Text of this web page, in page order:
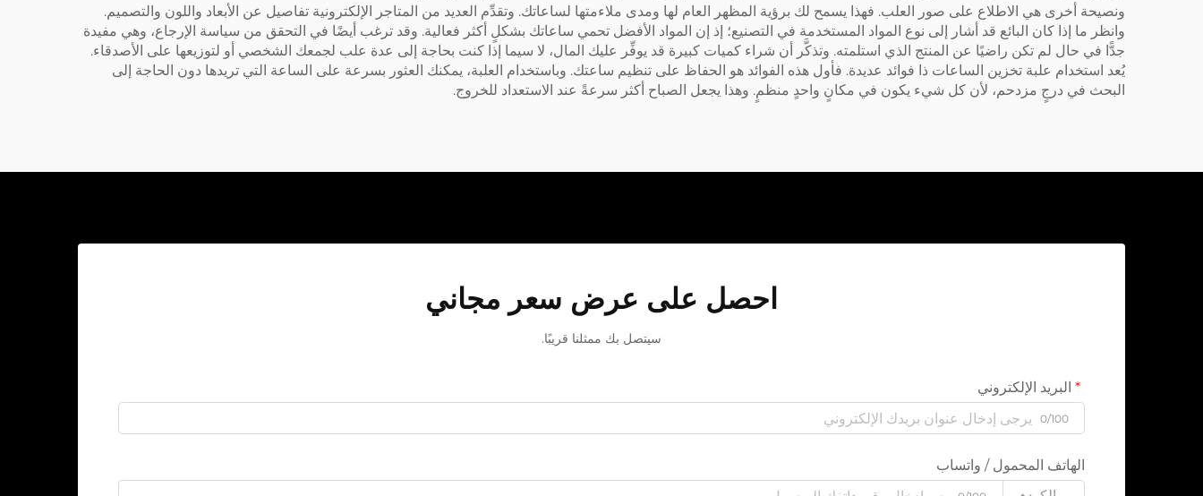
ونصيحة أخرى هي الاطلاع على صور العلب. فهذا يسمح لك برؤية المظهر العام لها ومدى ملاءمتها لساعاتك. وتقدِّم العديد من المتاجر الإلكترونية تفاصيل عن الأبعاد واللون والتصميم.
وانظر ما إذا كان البائع قد أشار إلى نوع المواد المستخدمة في التصنيع؛ إذ إن المواد الأفضل تحمي ساعاتك بشكلٍ أكثر فعالية. وقد ترغب أيضًا في التحقق من سياسة الإرجاع، وهي مفيدة
جدًّا في حال لم تكن راضيًا عن المنتج الذي استلمته. وتذكَّر أن شراء كميات كبيرة قد يوفِّر عليك المال، لا سيما إذا كنت بحاجة إلى عدة علب لجمعك الشخصي أو لتوزيعها على الأصدقاء.
يُعد استخدام علبة تخزين الساعات ذا فوائد عديدة. فأول هذه الفوائد هو الحفاظ على تنظيم ساعتك. وباستخدام العلبة، يمكنك العثور بسرعة على الساعة التي تريدها دون الحاجة إلى
البحث في درجٍ مزدحم، لأن كل شيء يكون في مكانٍ واحدٍ منظمٍ. وهذا يجعل الصباح أكثر سرعةً عند الاستعداد للخروج.
احصل على عرض سعر مجاني
سيتصل بك ممثلنا قريبًا.
البريد الإلكتروني
0/100
الهاتف المحمول / واتساب